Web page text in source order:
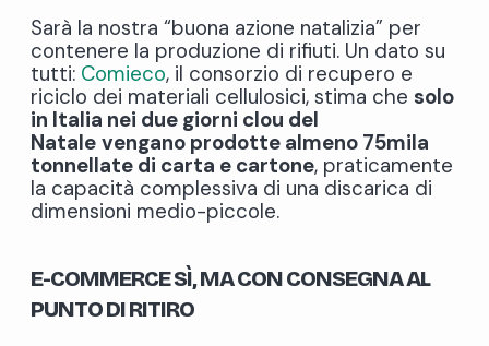
Sarà la nostra “buona azione natalizia” per
contenere la produzione di rifiuti. Un dato su
tutti: Comieco, il consorzio di recupero e
riciclo dei materiali cellulosici, stima che solo
in Italia nei due giorni clou del
Natale vengano prodotte almeno 75mila
tonnellate di carta e cartone, praticamente
la capacità complessiva di una discarica di
dimensioni medio-piccole.
E-COMMERCE SÌ, MA CON CONSEGNA AL
PUNTO DI RITIRO